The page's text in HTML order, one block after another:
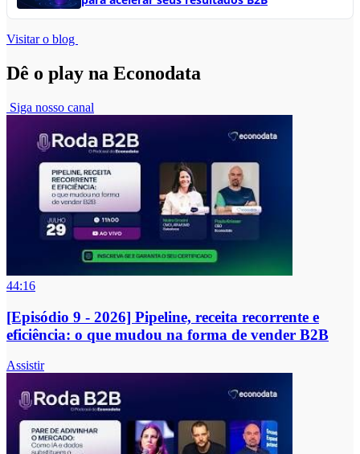
Visitar o blog
Dê o play na Econodata
Siga nosso canal
44:16
[Episódio 9 - 2026] Pipeline, receita recorrente e
eficiência: o que mudou na forma de vender B2B
Assistir